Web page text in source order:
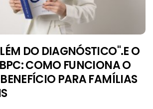
DO DIAGNÓSTICO".E O
COMO FUNCIONA O
PARA FAMÍLIAS